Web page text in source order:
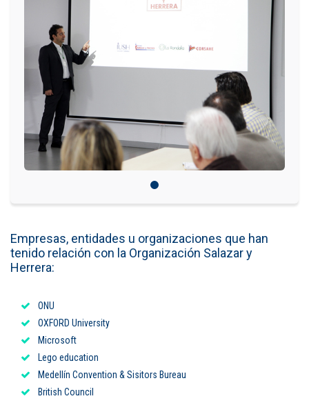
Empresas, entidades u organizaciones que han
tenido relación con la Organización Salazar y
Herrera:
ONU
OXFORD University
Microsoft
Lego education
Medellín Convention & Sisitors Bureau
British Council
Inscripciones
Egresados
Docentes
Campus virtual
Puntos de pago
Comunícate con nosotros